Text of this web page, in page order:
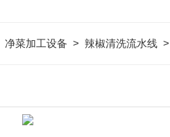
净菜加工设备 > 辣椒清洗流水线>